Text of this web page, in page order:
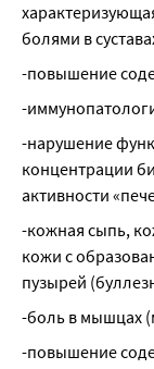
болями в
-повышение
-
-нарушение
концентрации
активности
-кожная сыпь,
кожи с
пузырей
-боль в мышцах
-повышение